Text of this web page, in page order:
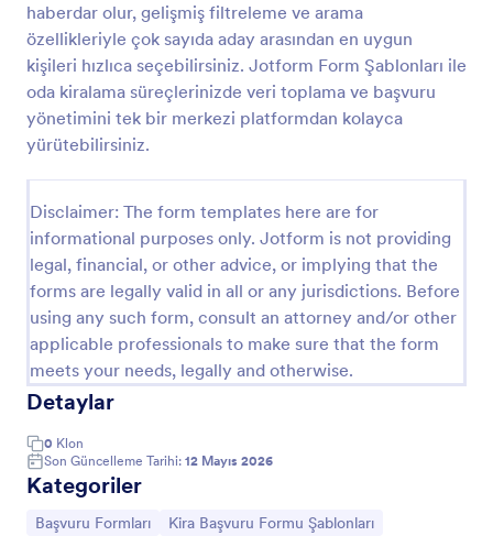
haberdar olur, gelişmiş filtreleme ve arama
özellikleriyle çok sayıda aday arasından en uygun
kişileri hızlıca seçebilirsiniz. Jotform Form Şablonları ile
oda kiralama süreçlerinizde veri toplama ve başvuru
yönetimini tek bir merkezi platformdan kolayca
yürütebilirsiniz.
Disclaimer: The form templates here are for
informational purposes only. Jotform is not providing
legal, financial, or other advice, or implying that the
forms are legally valid in all or any jurisdictions. Before
using any such form, consult an attorney and/or other
applicable professionals to make sure that the form
meets your needs, legally and otherwise.
Detaylar
0 Klon
Son Güncelleme Tarihi: 12 Mayıs 2026
Kategoriler
Kategoriye git:
Başvuru Formları Kategoriye git:
Kira Başvuru Formu Şablonları
Go to Category:
Kira Başvuru Formu Şablonları
Şablon Kullan